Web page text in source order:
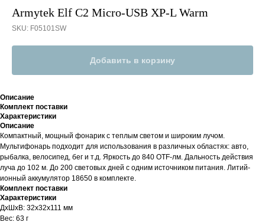
Armytek Elf C2 Micro-USB XP-L Warm
SKU: F05101SW
Добавить в корзину
Описание
Комплект поставки
Характеристики
Описание
Компактный, мощный фонарик с теплым светом и широким лучом.
Мультифонарь подходит для использования в различных областях: авто,
рыбалка, велосипед, бег и т.д. Яркость до 840 OTF-лм. Дальность действия
луча до 102 м. До 200 световых дней с одним источником питания. Литий-
ионный аккумулятор 18650 в комплекте.
Комплект поставки
Характеристики
ДxШxВ: 32x32x111 мм
Вес: 63 г